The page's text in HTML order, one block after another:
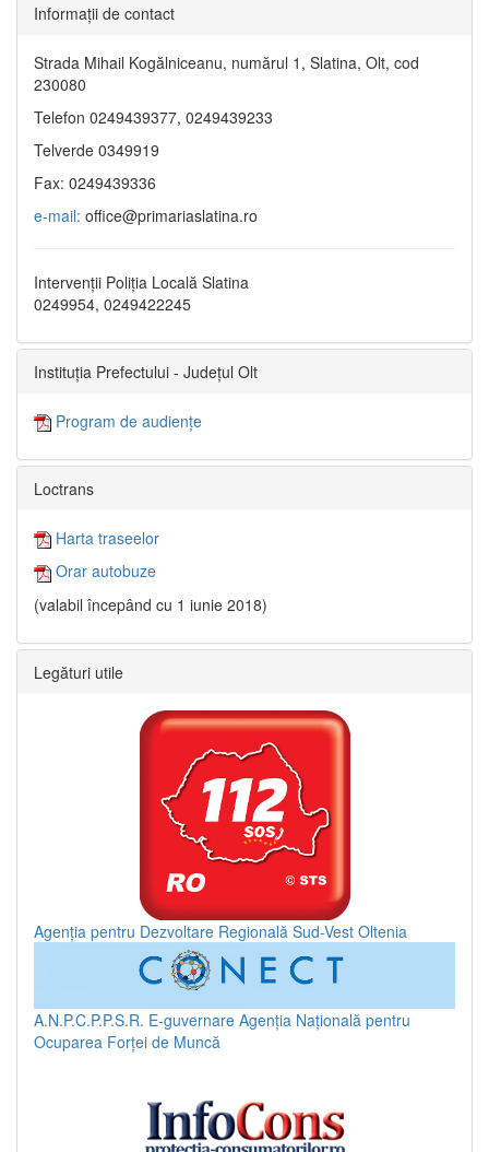
Informaţii de contact
Strada Mihail Kogălniceanu, numărul 1, Slatina, Olt, cod
230080
Telefon 0249439377, 0249439233
Telverde 0349919
Fax: 0249439336
e-mail: office@primariaslatina.ro
Intervenții Poliția Locală Slatina
0249954, 0249422245
Instituția Prefectului - Județul Olt
Program de audiențe
Loctrans
Harta traseelor
Orar autobuze
(valabil începând cu 1 iunie 2018)
Legături utile
Agenția pentru Dezvoltare Regională Sud-Vest Oltenia
A.N.P.C.P.P.S.R. E-guvernare Agenția Națională pentru
Ocuparea Forței de Muncă